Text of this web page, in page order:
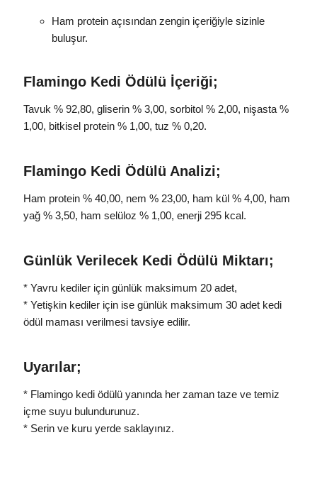
Ham protein açısından zengin içeriğiyle sizinle
buluşur.
Flamingo Kedi Ödülü İçeriği;
Tavuk % 92,80, gliserin % 3,00, sorbitol % 2,00, nişasta %
1,00, bitkisel protein % 1,00, tuz % 0,20.
Flamingo Kedi Ödülü Analizi;
Ham protein % 40,00, nem % 23,00, ham kül % 4,00, ham
yağ % 3,50, ham selüloz % 1,00, enerji 295 kcal.
Günlük Verilecek Kedi Ödülü Miktarı;
* Yavru kediler için günlük maksimum 20 adet,
* Yetişkin kediler için ise günlük maksimum 30 adet kedi
ödül maması verilmesi tavsiye edilir.
Uyarılar;
* Flamingo kedi ödülü yanında her zaman taze ve temiz
içme suyu bulundurunuz.
* Serin ve kuru yerde saklayınız.